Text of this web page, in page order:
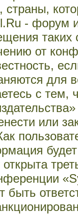
- форум
от
для
с
или